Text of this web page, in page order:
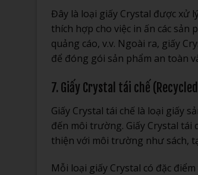
Đây là loại giấy Crystal được xử
thích hợp cho việc in ấn các
quảng cáo, v.v. Ngoài ra, giấy
để đóng gói sản phẩm an toàn
7. Giấy Crystal tái chế
Giấy Crystal tái chế là loại giấy
đến môi trường. Giấy Crystal tái
thiện với môi trường như sách,
Mỗi loại giấy Crystal có đặc